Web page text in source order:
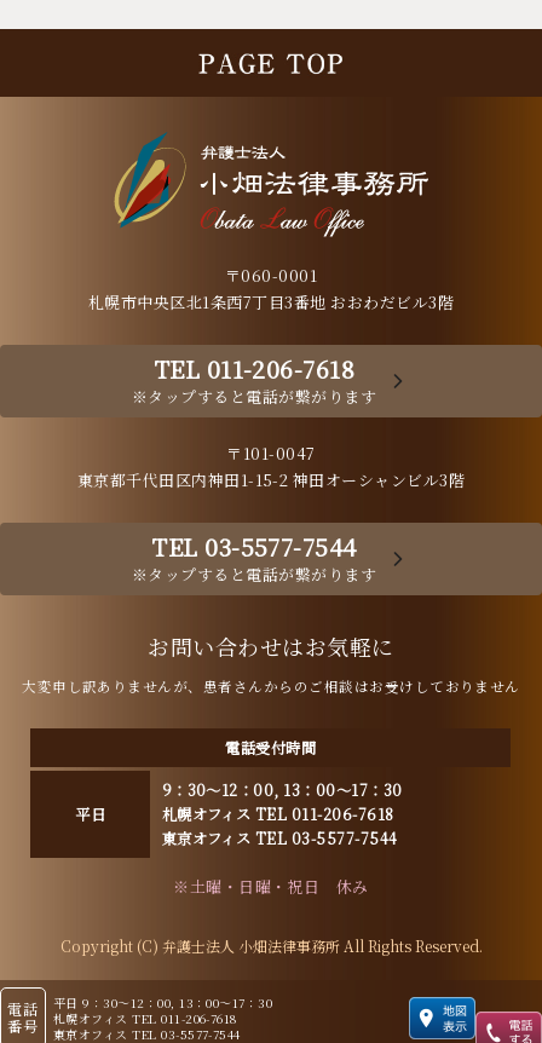
〒060-0001
札幌市中央区北1条西7丁目3番地 おおわだビル3階
TEL 011-206-7618
※タップすると電話が繋がります
〒101-0047
東京都千代田区内神田1-15-2 神田オーシャンビル3階
TEL 03-5577-7544
※タップすると電話が繋がります
お問い合わせはお気軽に
大変申し訳ありませんが、患者さんからのご相談はお受けしておりません
電話受付時間
平日
9：30～12：00, 13：00～17：30
札幌オフィス TEL 011-206-7618
東京オフィス TEL 03-5577-7544
※土曜・日曜・祝日 休み
Copyright (C) 弁護士法人 小畑法律事務所 All Rights Reserved.
電話
番号
平日 9：30～12：00, 13：00～17：30
札幌オフィス TEL 011-206-7618
東京オフィス TEL 03-5577-7544